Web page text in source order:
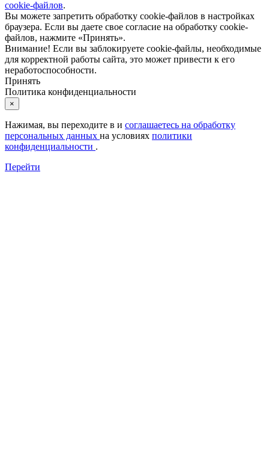
cookie-файлов.
Вы можете запретить обработку cookie-файлов в настройках
браузера. Если вы даете свое согласие на обработку cookie-
файлов, нажмите «Принять».
Внимание! Если вы заблокируете cookie-файлы, необходимые
для корректной работы сайта, это может привести к его
неработоспособности.
Принять
Политика конфиденциальности
×
Нажимая, вы переходите в и соглашаетесь на обработку
персональных данных на условиях политики
конфиденциальности .
Перейти